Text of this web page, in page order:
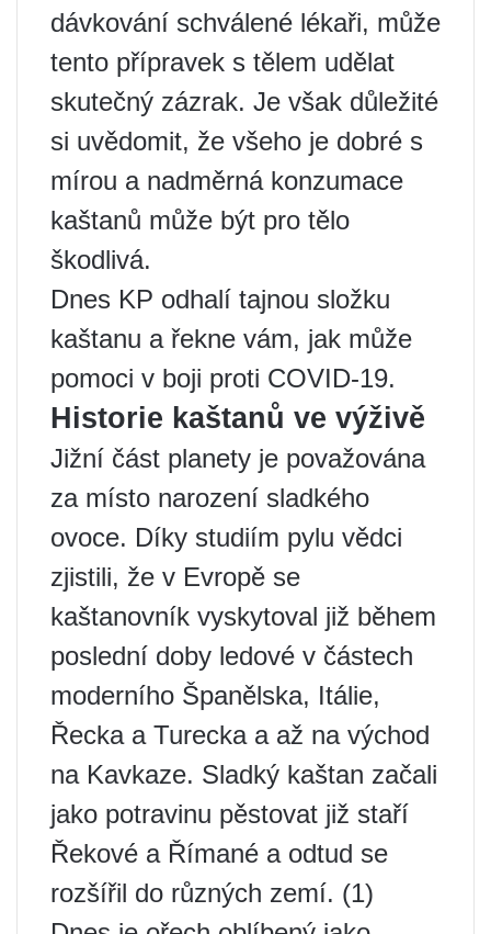
dávkování schválené lékaři, může
tento přípravek s tělem udělat
skutečný zázrak. Je však důležité
si uvědomit, že všeho je dobré s
mírou a nadměrná konzumace
kaštanů může být pro tělo
škodlivá.
Dnes KP odhalí tajnou složku
kaštanu a řekne vám, jak může
pomoci v boji proti COVID-19.
Historie kaštanů ve výživě
Jižní část planety je považována
za místo narození sladkého
ovoce. Díky studiím pylu vědci
zjistili, že v Evropě se
kaštanovník vyskytoval již během
poslední doby ledové v částech
moderního Španělska, Itálie,
Řecka a Turecka a až na východ
na Kavkaze. Sladký kaštan začali
jako potravinu pěstovat již staří
Řekové a Římané a odtud se
rozšířil do různých zemí. (1)